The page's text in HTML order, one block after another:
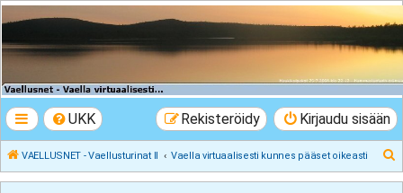
VAELLUSNET -
Vaellusturinat II
UKK Kirjaudu sisään
Rekisteröidy
VAELLUSNET - Vaellusturinat II Vaella virtuaalisesti kunnes pääset oikeasti